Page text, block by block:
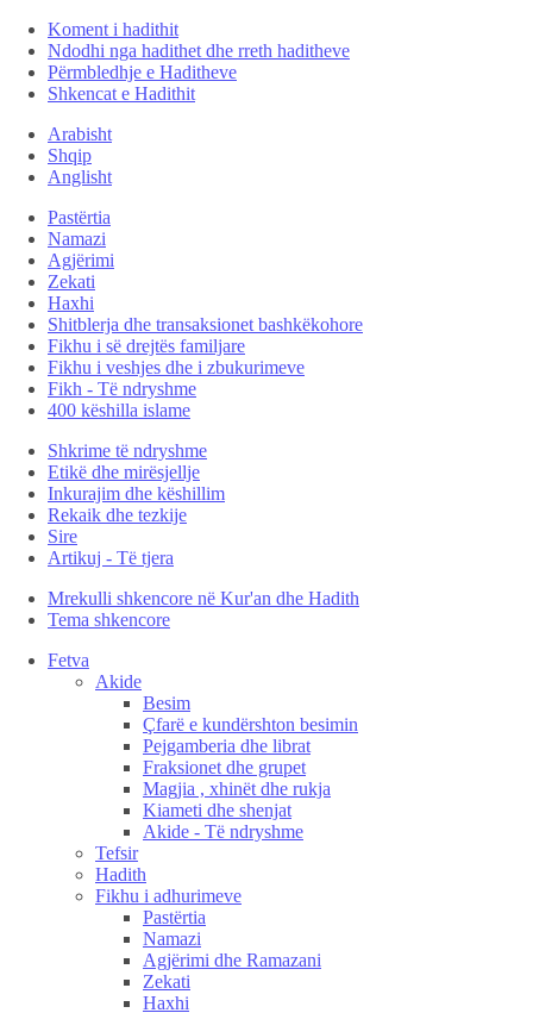
Koment i hadithit
Ndodhi nga hadithet dhe rreth haditheve
Përmbledhje e Haditheve
Shkencat e Hadithit
Arabisht
Shqip
Anglisht
Pastërtia
Namazi
Agjërimi
Zekati
Haxhi
Shitblerja dhe transaksionet bashkëkohore
Fikhu i së drejtës familjare
Fikhu i veshjes dhe i zbukurimeve
Fikh - Të ndryshme
400 këshilla islame
Shkrime të ndryshme
Etikë dhe mirësjellje
Inkurajim dhe këshillim
Rekaik dhe tezkije
Sire
Artikuj - Të tjera
Mrekulli shkencore në Kur'an dhe Hadith
Tema shkencore
Fetva
Akide
Besim
Çfarë e kundërshton besimin
Pejgamberia dhe librat
Fraksionet dhe grupet
Magjia , xhinët dhe rukja
Kiameti dhe shenjat
Akide - Të ndryshme
Tefsir
Hadith
Fikhu i adhurimeve
Pastërtia
Namazi
Agjërimi dhe Ramazani
Zekati
Haxhi